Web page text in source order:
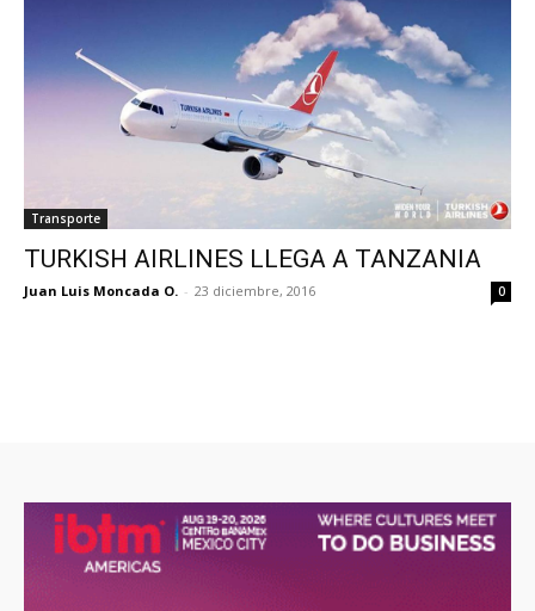
Transporte
TURKISH AIRLINES LLEGA A TANZANIA
Juan Luis Moncada O. - 23 diciembre, 2016 0